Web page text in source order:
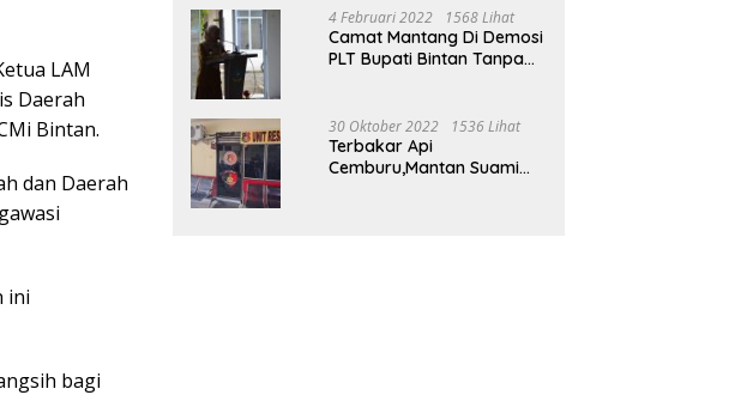
LAM
Daerah
Bintan.
dan Daerah
ini
bagi
4 Februari 2022 1568 Lihat
Camat Mantang Di Demosi
PLT Bupati Bintan Tanpa
30 Oktober 2022 1536 Lihat
Terbakar Api
Cemburu,Mantan Suami